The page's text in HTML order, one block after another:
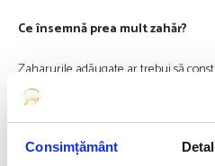
Consimțământ
Ce ȋnsemnă prea mult zahăr?
Zaharurile adăugate ar trebui să
dietă zilnică sănătoasă. Adică
mănânci să zicem 1.800 de calorii pe
puțin de atât: 9 lingurițe (38 de
(25 de grame) pentru femei. Ca idee,
carbogazoasă are 39 de grame